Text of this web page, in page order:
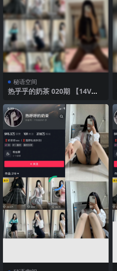
秘语空间
热乎乎的奶茶 020期 【14V】2